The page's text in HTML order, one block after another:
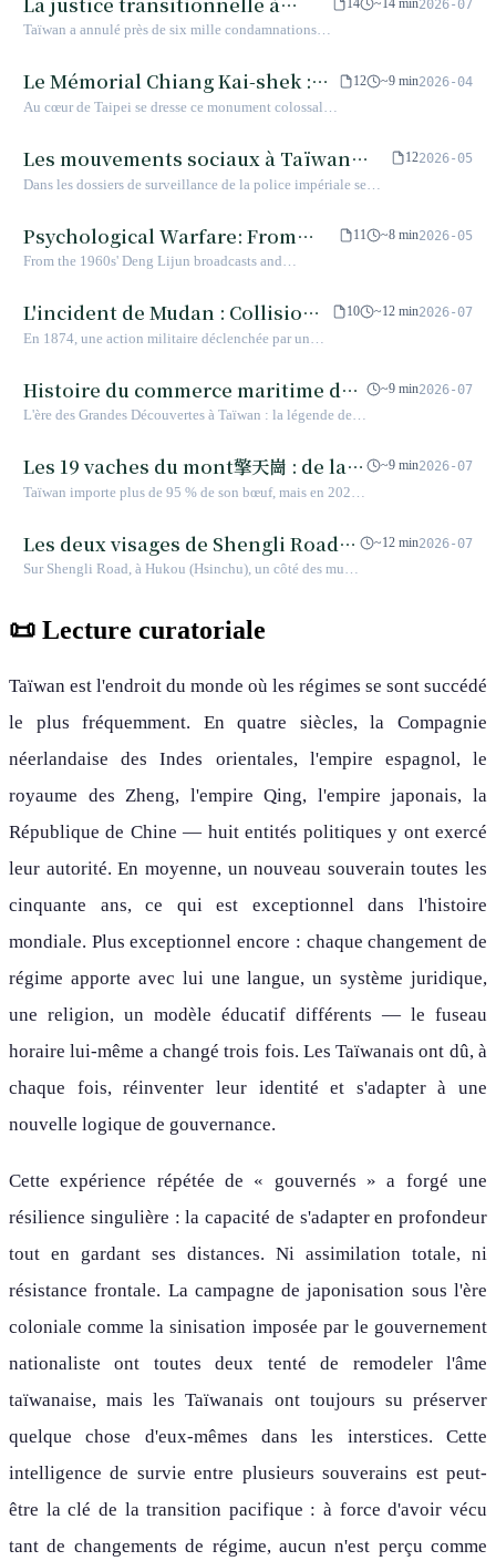
texte vague.
l’isolement diplomatique, mais aussi d’un récit
identité nationale.
démocratie taïwanaise.
Taïwan
Taïwan a annulé près de six mille condamnations
aucun bourreau n'a eu à rendre de comptes — cet
écart est plus difficile à expliquer que la Terreur
blanche elle-même.
14 ~14 min2026-07
Le Mémorial Chiang Kai-shek :
entre temple autoritaire et place
Au cœur de Taipei se dresse ce monument colossal
et berceau de la démocratie taïwanaise. Son histoire
raconte les convulsions les plus profondes de l'âme
de Taïwan.
12 ~9 min2026-04
Les mouvements sociaux à Taïwan
sous l'ère coloniale japonaise
Dans les dossiers de surveillance de la police impériale se
1920, pétitions parlementaires, associations paysannes et
parti clandestin : trois fronts s''embrasent simultanément,
mais se retournent les uns contre les autres.
122026-05
Psychological Warfare: From
Kinmen's Broadcasting Walls to
Cognitive Operations
From the 1960s' Deng Lijun broadcasts and
the 2026 digital era's information penetration and AI
cognitive manipulation, cross-strait psychological
warfare has evolved from physical material
details the historical context of Taiwan's
psychological warfare against China, specific
11 ~8 min2026-05
L'incident de Mudan : Collision
des civilisations et éveil de la
Shimen
En 1874, une action militaire déclenchée par un
Taïwan, le centre névralgique de l'ordre d'Asie de
l'Est moderne. Ce fut à la fois une étape
d'expansion pour l'Empire japonais et un tournant
d'une défense périphérique à une gouvernance
active.
10 ~12 min2026-07
Histoire du commerce maritime de
Taïwan
L'ère des Grandes Découvertes à Taïwan : la légende de
international devenu royaume de pirates
~9 min2026-07
Les 19 vaches du mont擎天崗 : de la
race Genyuan au bouillon de bœuf
l'autonomie bovine
Taïwan importe plus de 95 % de son bœuf, mais en 2024
officiellement. L'histoire des vaches Genyuan est celle
d'un homme de 94 ans, de 19 bêtes noires sauvages et
d'un bol de soupe fumante servi aux aurores — un
~9 min2026-07
Les deux visages de Shengli Road :
des mutineries de la cavalerie
parking » à Hukou
Sur Shengli Road, à Hukou (Hsinchu), un côté des murs
cinémas disparus. Une histoire locale entre voisinage,
~12 min2026-07
📜 Lecture curatoriale
Taïwan est l'endroit du monde où les régimes se sont succédé
le plus fréquemment. En quatre siècles, la Compagnie
néerlandaise des Indes orientales, l'empire espagnol, le
royaume des Zheng, l'empire Qing, l'empire japonais, la
République de Chine — huit entités politiques y ont exercé
leur autorité. En moyenne, un nouveau souverain toutes les
cinquante ans, ce qui est exceptionnel dans l'histoire
mondiale. Plus exceptionnel encore : chaque changement de
régime apporte avec lui une langue, un système juridique,
une religion, un modèle éducatif différents — le fuseau
horaire lui-même a changé trois fois. Les Taïwanais ont dû, à
chaque fois, réinventer leur identité et s'adapter à une
nouvelle logique de gouvernance.
Cette expérience répétée de « gouvernés » a forgé une
résilience singulière : la capacité de s'adapter en profondeur
tout en gardant ses distances. Ni assimilation totale, ni
résistance frontale. La campagne de japonisation sous l'ère
coloniale comme la sinisation imposée par le gouvernement
nationaliste ont toutes deux tenté de remodeler l'âme
taïwanaise, mais les Taïwanais ont toujours su préserver
quelque chose d'eux-mêmes dans les interstices. Cette
intelligence de survie entre plusieurs souverains est peut-
être la clé de la transition pacifique : à force d'avoir vécu
tant de changements de régime, aucun n'est perçu comme